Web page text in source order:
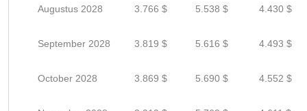
Augustus 2028 3.766 $ 5.538 $ 4.430 $
September 2028 3.819 $ 5.616 $ 4.493 $
October 2028 3.869 $ 5.690 $ 4.552 $